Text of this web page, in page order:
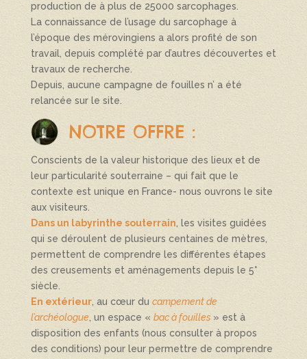
production de à plus de 25000 sarcophages.
La connaissance de l’usage du sarcophage à
l’époque des mérovingiens a alors profité de son
travail, depuis complété par d’autres découvertes et
travaux de recherche.
Depuis, aucune campagne de fouilles n’ a été
relancée sur le site.
NOTRE OFFRE :
Conscients de la valeur historique des lieux et de
leur particularité souterraine – qui fait que le
contexte est unique en France- nous ouvrons le site
aux visiteurs.
Dans un labyrinthe souterrain, les visites guidées
qui se déroulent de plusieurs centaines de mètres,
permettent de comprendre les différentes étapes
des creusements et aménagements depuis le 5°
siècle.
En extérieur, au cœur du campement de
l’archéologue , un espace « bac à fouilles » est à
disposition des enfants (nous consulter à propos
des conditions) pour leur permettre de comprendre